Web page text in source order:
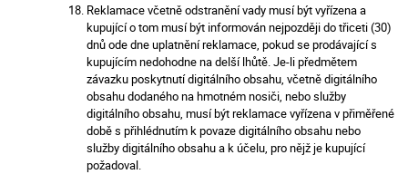
Reklamace včetně odstranění vady musí být vyřízena a
kupující o tom musí být informován nejpozději do třiceti (30)
dnů ode dne uplatnění reklamace, pokud se prodávající s
kupujícím nedohodne na delší lhůtě. Je-li předmětem
závazku poskytnutí digitálního obsahu, včetně digitálního
obsahu dodaného na hmotném nosiči, nebo služby
digitálního obsahu, musí být reklamace vyřízena v přiměřené
době s přihlédnutím k povaze digitálního obsahu nebo
služby digitálního obsahu a k účelu, pro nějž je kupující
požadoval.